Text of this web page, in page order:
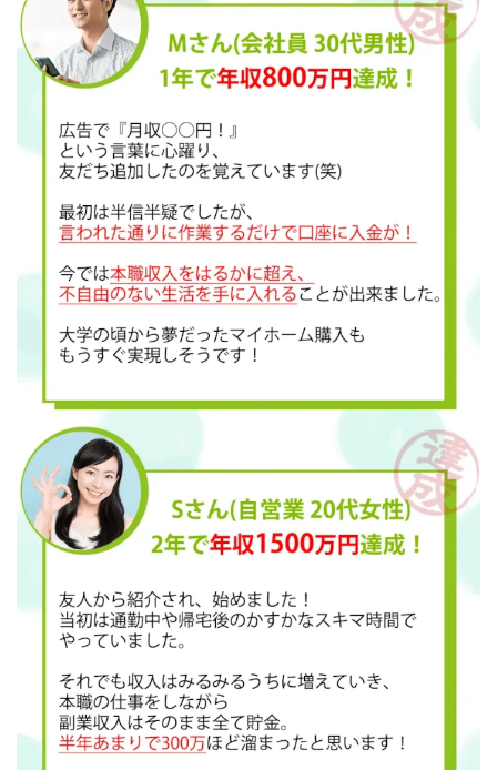
グランドマスターピースFX
グローバルプロジェクト
クロスリテイリング
クロスリテイリング株式会社
コーチング
エンジェル
イマドキの副業
VICTOR(ビクター)
アークAI
WILLIAM CULANDOG JOROLAN
WINNING ACADEMY(ウイニングアカデミー)
Write UP
Yamashita Takuma
YSK
ZEXS運営事務局
アイランドセブン(I-LAND 7)
いいね!するだけ
アクシス合同会社
アドネス株式会社
アブダビ先生
アプリで確認するだけ
アプリ生活
New Pioneer
MONEY QUEEN(マネークイーン)
コア(CORE)
Delta運営サポート事務局
BUTTER CASH(バターキャッシュ)
CASHｘCAPTURE運営事務局
ChatGPTセミナー
CONNECT(コネクト)
dagen
Dan.Inoue(ダン イノウエ)
Diary(ダイアリー)
BREAKER(ブレイカー)
DTH Co.
EA/Tool